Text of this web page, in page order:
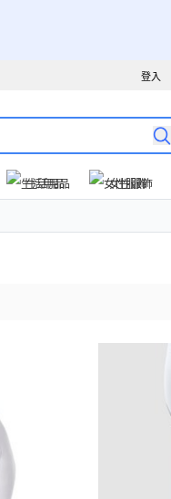
登入
生活用品 女性服飾